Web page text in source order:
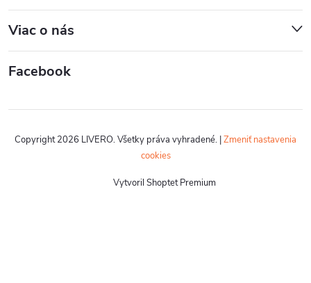
Viac o nás
Facebook
Vytvoril Shoptet Premium
Copyright 2026 LIVERO. Všetky práva vyhradené. Zmeniť nastavenia
cookies